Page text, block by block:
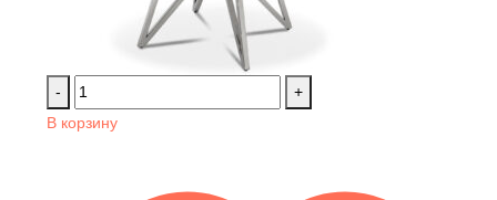
-
+
В корзину